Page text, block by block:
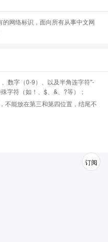
的网络标识，面向所有从事中文网
数字（0-9）、以及半角连字符"-
字符（如！、$、&、?等）；
不能放在第三和第四位置，结尾不
订阅